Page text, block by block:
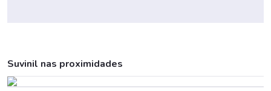
Suvinil nas proximidades